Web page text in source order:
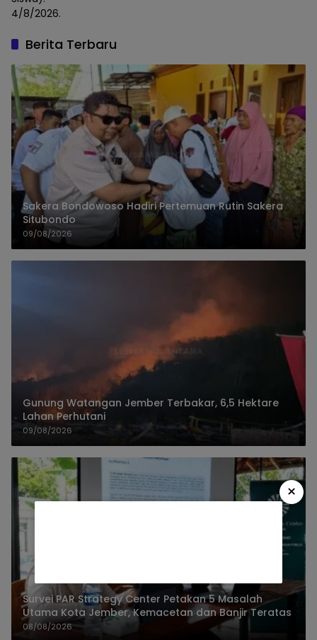
4/8/2026.
Berita Terbaru
Sakera Bondowoso Hadiri Pertemuan Rutin Sakera
Situbondo
09/08/2026
Gunung Watangan Jember Terbakar, 6,5 Hektare
Lahan Perhutani
09/08/2026
Survei PAR Strategy Center Petakan 5 Masalah
Utama Kota Jember, Kemacetan dan Banjir Teratas
08/08/2026
×